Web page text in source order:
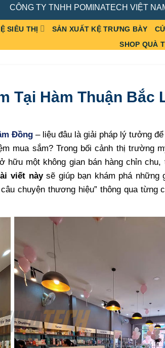
CÔNG TY TNHH POMINATECH VIỆT
SIÊU THỊ SẢN XUẤT KỆ TRƯNG BÀY
SHOP QUÀ
Tại Hàm Thuận Bắc
Đồng– liệu đâu là giải pháp lý tưởng
mua sắm? Trong bối cảnh thị trường
hữu một không gian bán hàng chỉn chu,
viết nàysẽ giúp bạn khám phá những
chuyện thương hiệu” thông qua từng